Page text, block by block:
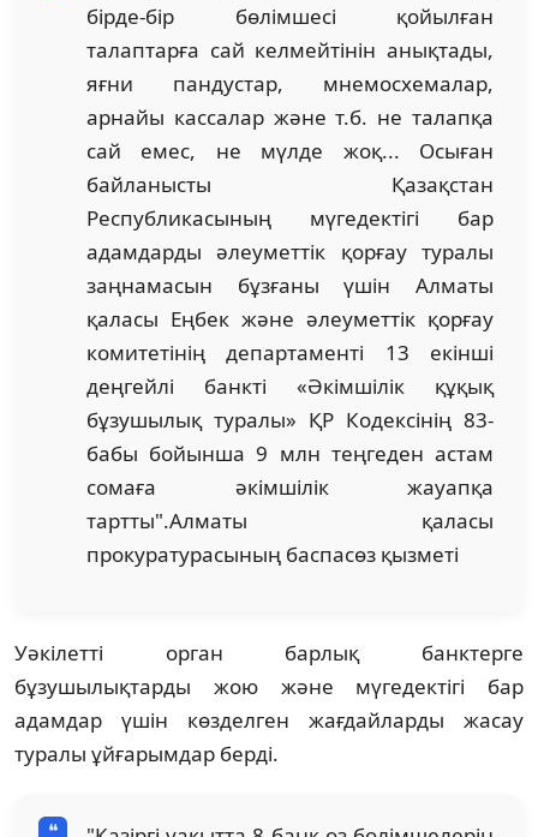
бірде-бір бөлімшесі қойылған
талаптарға сай келмейтінін анықтады,
яғни пандустар, мнемосхемалар,
арнайы кассалар және т.б. не талапқа
сай емес, не мүлде жоқ... Осыған
байланысты Қазақстан
Республикасының мүгедектігі бар
адамдарды әлеуметтік қорғау туралы
заңнамасын бұзғаны үшін Алматы
қаласы Еңбек және әлеуметтік қорғау
комитетінің департаменті 13 екінші
деңгейлі банкті «Әкімшілік құқық
бұзушылық туралы» ҚР Кодексінің 83-
бабы бойынша 9 млн теңгеден астам
сомаға әкімшілік жауапқа
тартты".Алматы қаласы
прокуратурасының баспасөз қызметі
Уәкілетті орган барлық банктерге
бұзушылықтарды жою және мүгедектігі бар
адамдар үшін көзделген жағдайларды жасау
туралы ұйғарымдар берді.